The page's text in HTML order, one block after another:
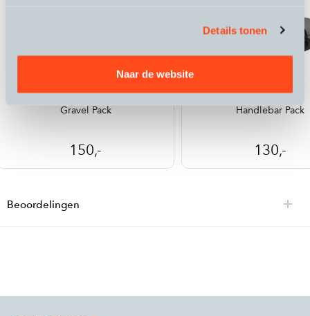
Details tonen
Naar de website
Ortlieb
Gravel Pack
150,-
Ortlieb
Handlebar Pack
130,-
Beoordelingen